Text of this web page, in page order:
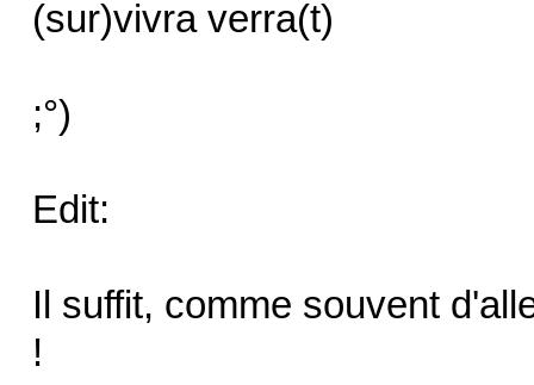
(sur)vivra verra(t)
;°)
Edit:
Il suffit, comme souvent
!